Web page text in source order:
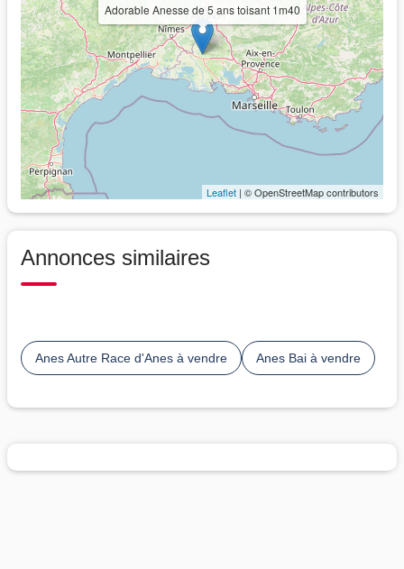
Adorable Anesse de 5 ans toisant 1m40
Leaflet | © OpenStreetMap contributors
Annonces similaires
Anes Autre Race d'Anes à vendre Anes Bai à vendre